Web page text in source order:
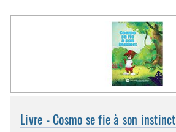
Livre - Cosmo se fie à son instinct